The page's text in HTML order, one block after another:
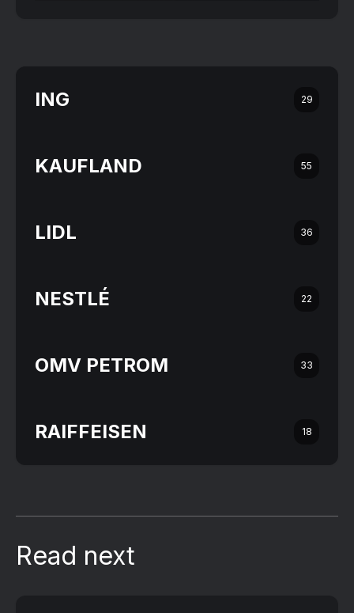
ING 29
KAUFLAND 55
LIDL 36
NESTLÉ 22
OMV PETROM 33
RAIFFEISEN 18
Read next